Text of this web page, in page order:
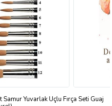
Yuvarlak Uçlu Fırça Seti Guaj